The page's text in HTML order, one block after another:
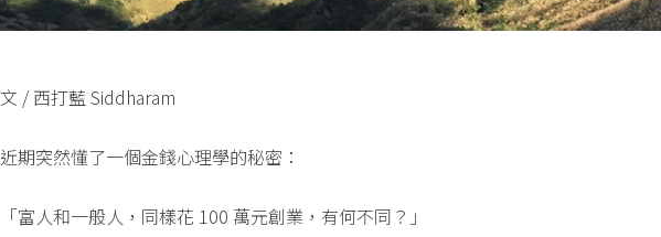
文 / 西打藍 Siddharam
近期突然懂了一個金錢心理學的秘密：
「富人和一般人，同樣花 100 萬元創業，有何不同？」